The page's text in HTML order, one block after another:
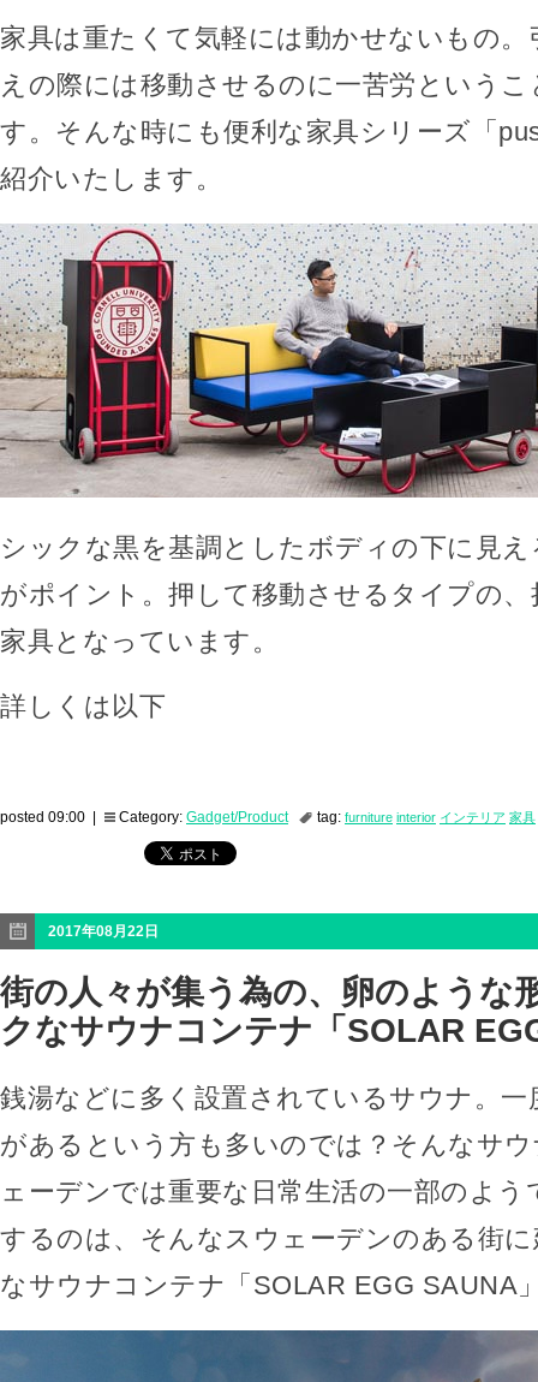
家具は重たくて気軽には動かせないもの。
えの際には移動させるのに一苦労という
す。そんな時にも便利な家具シリーズ「
紹介いたします。
シックな黒を基調としたボディの下に見
がポイント。押して移動させるタイプの
家具となっています。
詳しくは以下
posted 09:00 | Category: Gadget/Product tag: furniture interior インテリア 家具
2017年08月22日
街の人々が集う為の、卵のような
クなサウナコンテナ「SOLAR
銭湯などに多く設置されているサウナ。
があるという方も多いのでは？そんなサ
ェーデンでは重要な日常生活の一部のよう
するのは、そんなスウェーデンのある街
なサウナコンテナ「SOLAR EGG SAUNA